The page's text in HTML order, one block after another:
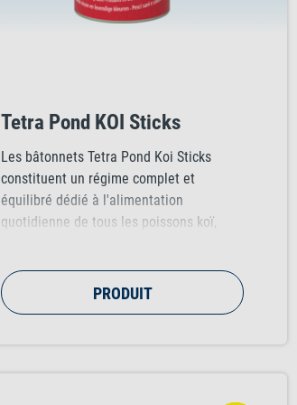
Tetra Pond KOI Sticks
Les bâtonnets Tetra Pond Koi Sticks
constituent un régime complet et
équilibré dédié à l'alimentation
quotidienne de tous les poissons koï,
bonne qualité de l'eau. Le mélange
optimisé de nutriments et d'ingrédients
PRODUIT